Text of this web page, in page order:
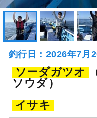
釣行日：2026年7月
ソーダガツオ
ソウダ）
イサキ